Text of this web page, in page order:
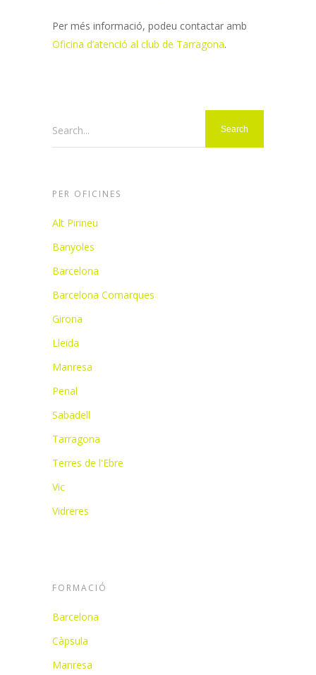
Per més informació, podeu contactar amb
Oficina d’atenció al club de Tarragona.
Search...
PER OFICINES
Alt Pirineu
Banyoles
Barcelona
Barcelona Comarques
Girona
Lleida
Manresa
Penal
Sabadell
Tarragona
Terres de l'Ebre
Vic
Vidreres
FORMACIÓ
Barcelona
Càpsula
Manresa